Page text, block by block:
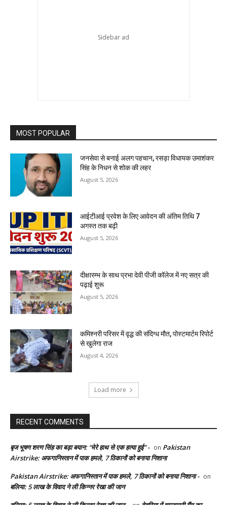
MOST POPULAR
जनसेवा से बनाई अलग पहचान, रसड़ा विधायक उमाशंकर
सिंह के निधन से शोक की लहर
August 5, 2026
आईटीआई प्रवेश के लिए आवेदन की अंतिम तिथि 7
अगस्त तक बढ़ी
August 5, 2026
दीक्षारम्भ के साथ प्रभा देवी पीजी कॉलेज में नए सत्र की
पढ़ाई शुरू
August 5, 2026
कमिश्नरी परिसर में वृद्ध की संदिग्ध मौत, पोस्टमार्टम रिपोर्ट
से खुलेगा राज
August 4, 2026
Load more
RECENT COMMENTS
बृज भूषण शरण सिंह का बड़ा बयान: “मेरे हाथ से एक हत्या हुई” - on Pakistan
Airstrike: अफगानिस्तान में पाक हमले, 7 ठिकानों को बनाया निशाना
Pakistan Airstrike: अफगानिस्तान में पाक हमले, 7 ठिकानों को बनाया निशाना - on
बलिया: 5 लाख के विवाद ने ली किन्नर रेखा की जान